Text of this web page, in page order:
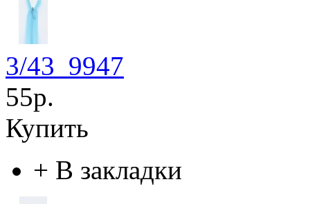
3/43_9947
55р.
Купить
+ В закладки